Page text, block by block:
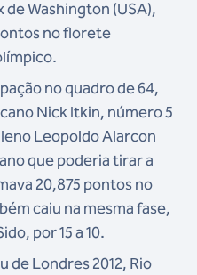
Washington (USA),
no florete
no quadro de 64,
Nick Itkin, número 5
Leopoldo Alarcon
que poderia tirar a
20,875 pontos no
caiu na mesma fase,
por 15 a 10.
de Londres 2012, Rio